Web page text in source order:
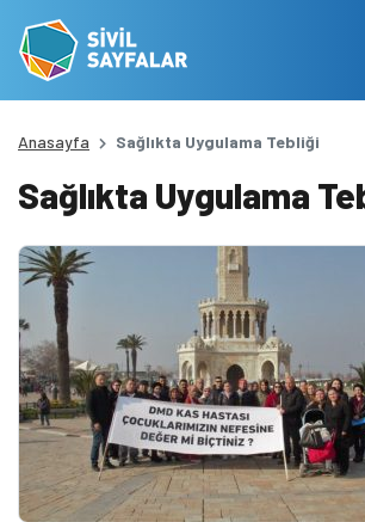
Anasayfa Sağlıkta Uygulama Tebliği
Sağlıkta Uygulama